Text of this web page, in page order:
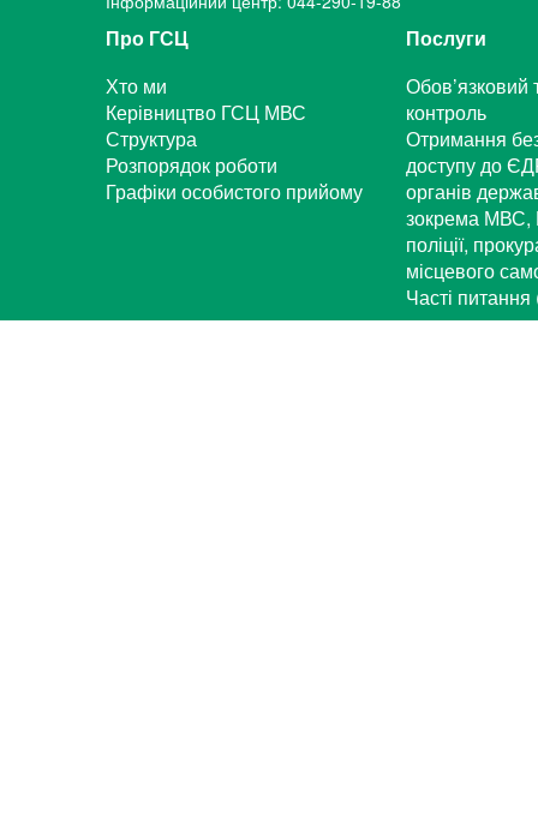
Про ГСЦ
Хто ми
Керівництво ГСЦ МВС
Структура
Розпорядок роботи
Графіки особистого прийому
Послуги
Обов’язковий
контроль
Отримання
доступу до
органів
зокрема МВС,
поліції,
місцевого
Часті питання